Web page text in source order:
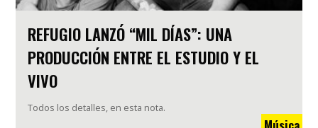
REFUGIO LANZÓ “MIL DÍAS”: UNA
PRODUCCIÓN ENTRE EL ESTUDIO Y EL
VIVO
Todos los detalles, en esta nota.